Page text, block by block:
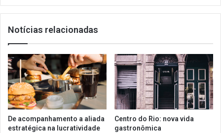
Notícias relacionadas
De acompanhamento a aliada
estratégica na lucratividade
Centro do Rio: nova vida
gastronômica